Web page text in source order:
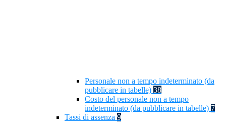
Personale non a tempo indeterminato (da
pubblicare in tabelle) 38
Costo del personale non a tempo
indeterminato (da pubblicare in tabelle) 7
Tassi di assenza 9